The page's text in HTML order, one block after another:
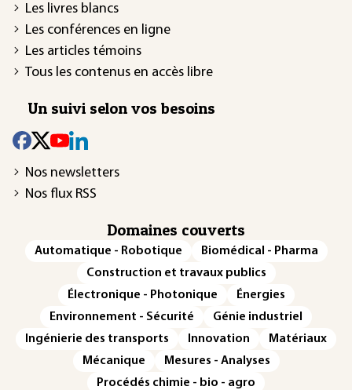
Les livres blancs
Les conférences en ligne
Les articles témoins
Tous les contenus en accès libre
Un suivi selon vos besoins
Nos newsletters
Nos flux RSS
Domaines couverts
Automatique - Robotique
Biomédical - Pharma
Construction et travaux publics
Électronique - Photonique
Énergies
Environnement - Sécurité
Génie industriel
Ingénierie des transports
Innovation
Matériaux
Mécanique
Mesures - Analyses
Procédés chimie - bio - agro